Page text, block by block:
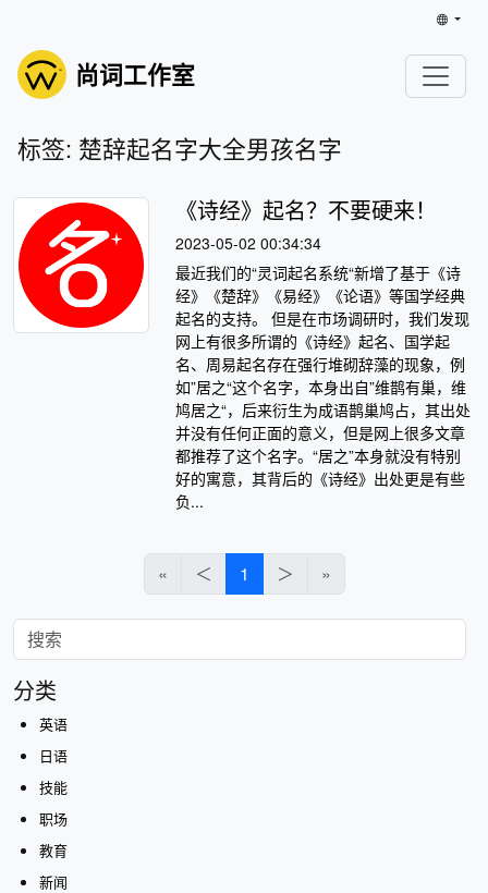
尚词工作室
标签: 楚辞起名字大全男孩名字
《诗经》起名？不要硬来！
2023-05-02 00:34:34
最近我们的“灵词起名系统“新增了基于《诗
经》《楚辞》《易经》《论语》等国学经典
起名的支持。 但是在市场调研时，我们发现
网上有很多所谓的《诗经》起名、国学起
名、周易起名存在强行堆砌辞藻的现象，例
如”居之“这个名字，本身出自”维鹊有巢，维
鸠居之“，后来衍生为成语鹊巢鸠占，其出处
并没有任何正面的意义，但是网上很多文章
都推荐了这个名字。“居之”本身就没有特别
好的寓意，其背后的《诗经》出处更是有些
负...
« ＜ 1 ＞ »
分类
英语
日语
技能
职场
教育
新闻